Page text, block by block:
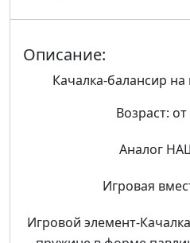
Описание:
Качалка-балансир
Возраст: от
Аналог
Игровая
Игровой элемент-